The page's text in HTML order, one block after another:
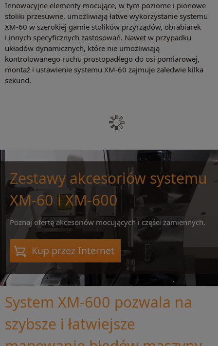
Innowacyjne elementy mocujące, w tym poziome i pionowe
stoliki przesuwne, umożliwiają łatwe wykorzystanie systemu
XM-60 w szerokiej gamie stolików przyrządów, obrabiarek
i innych specyficznych zastosowań. Nawet w przypadku
układów dynamicznych, które nie umożliwiają
kontrolowanego ruchu prostopadłego do osi pomiarowej,
montaż i ustawienie systemu XM-60 zajmuje zaledwie kilka
sekund.
Zestawy akcesoriów systemu
XM-60 i XM-600
Poznaj ofertę akcesoriów mocujących i części zamiennych.
Kup przez Internet
System XM-600 pozwala na
szybsze i łatwiejsze